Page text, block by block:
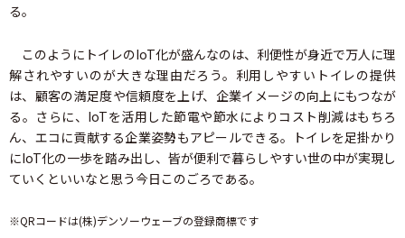
る。
このようにトイレのIoT化が盛んなのは、利便性が身近で万人に理
解されやすいのが大きな理由だろう。利用しやすいトイレの提供
は、顧客の満足度や信頼度を上げ、企業イメージの向上にもつなが
る。さらに、IoTを活用した節電や節水によりコスト削減はもちろ
ん、エコに貢献する企業姿勢もアピールできる。トイレを足掛かり
にIoT化の一歩を踏み出し、皆が便利で暮らしやすい世の中が実現し
ていくといいなと思う今日このごろである。
※QRコードは(株)デンソーウェーブの登録商標です